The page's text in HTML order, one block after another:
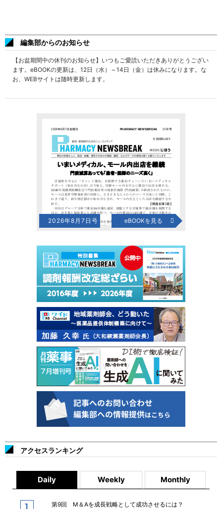
編集部からのお知らせ
【お盆期間中の休刊のお知らせ】いつもご愛読いただきありがとうござい
ます。eBOOKの更新は、12日（水）～14日（金）は休みになります。な
お、WEBサイトは随時更新します。
2026年8月7日号 eBOOKを見る
アクセスランキング
Daily Weekly Monthly
第9回 M＆Aを成長戦略として成功させるには？